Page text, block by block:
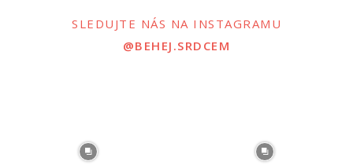
SLEDUJTE NÁS NA INSTAGRAMU
@BEHEJ.SRDCEM